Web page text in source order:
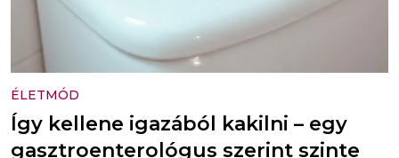
ÉLETMÓD
Így kellene igazából kakilni – egy
gasztroenterológus szerint szinte